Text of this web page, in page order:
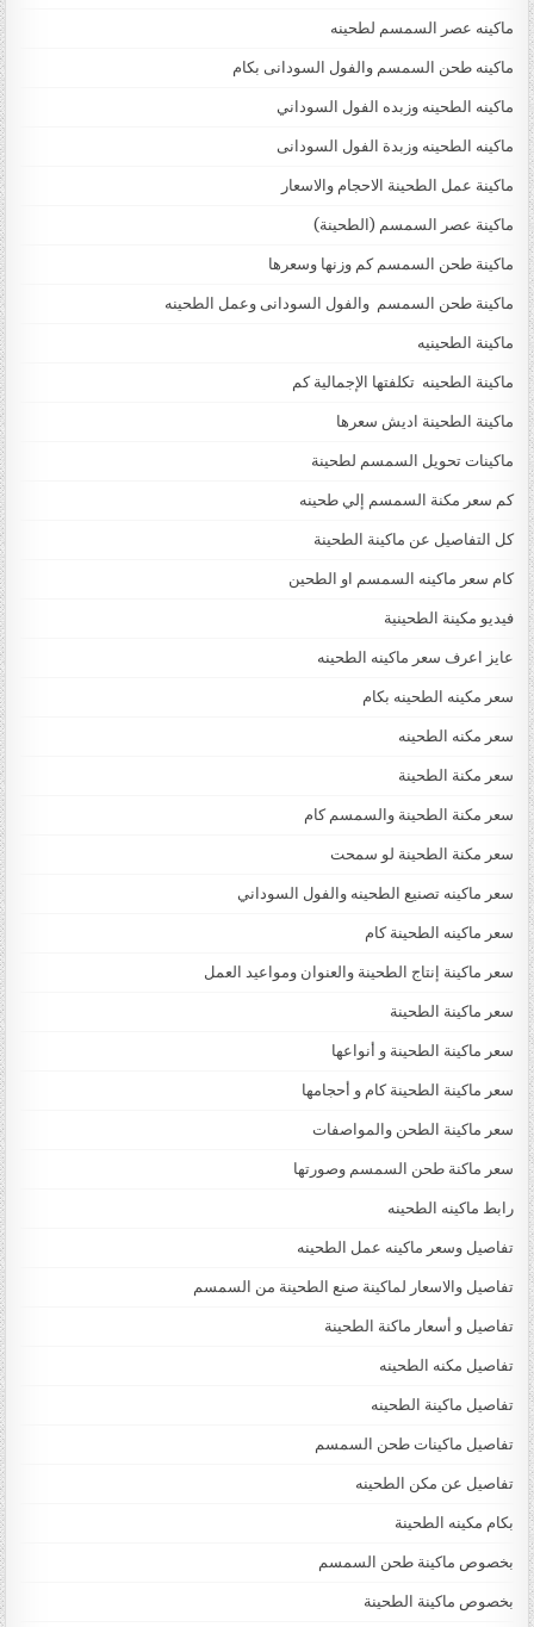
ماكينه عصر السمسم لطحينه
ماكينه طحن السمسم والفول السودانى بكام
ماكينه الطحينه وزبده الفول السوداني
ماكينه الطحينه وزبدة الفول السودانى
ماكينة عمل الطحينة الاحجام والاسعار
ماكينة عصر السمسم (الطحينة)
ماكينة طحن السمسم كم وزنها وسعرها
ماكينة طحن السمسم والفول السودانى وعمل الطحينه
ماكينة الطحينيه
ماكينة الطحينه تكلفتها الإجمالية كم
ماكينة الطحينة اديش سعرها
ماكينات تحويل السمسم لطحينة
كم سعر مكنة السمسم إلي طحينه
كل التفاصيل عن ماكينة الطحينة
كام سعر ماكينه السمسم او الطحين
فيديو مكينة الطحينية
عايز اعرف سعر ماكينه الطحينه
سعر مكينه الطحينه بكام
سعر مكنه الطحينه
سعر مكنة الطحينة
سعر مكنة الطحينة والسمسم كام
سعر مكنة الطحينة لو سمحت
سعر ماكينه تصنيع الطحينه والفول السوداني
سعر ماكينه الطحينة كام
سعر ماكينة إنتاج الطحينة والعنوان ومواعيد العمل
سعر ماكينة الطحينة
سعر ماكينة الطحينة و أنواعها
سعر ماكينة الطحينة كام و أحجامها
سعر ماكينة الطحن والمواصفات
سعر ماكنة طحن السمسم وصورتها
رابط ماكينه الطحينه
تفاصيل وسعر ماكينه عمل الطحينه
تفاصيل والاسعار لماكينة صنع الطحينة من السمسم
تفاصيل و أسعار ماكنة الطحينة
تفاصيل مكنه الطحينه
تفاصيل ماكينة الطحينه
تفاصيل ماكينات طحن السمسم
تفاصيل عن مكن الطحينه
بكام مكينه الطحينة
بخصوص ماكينة طحن السمسم
بخصوص ماكينة الطحينة